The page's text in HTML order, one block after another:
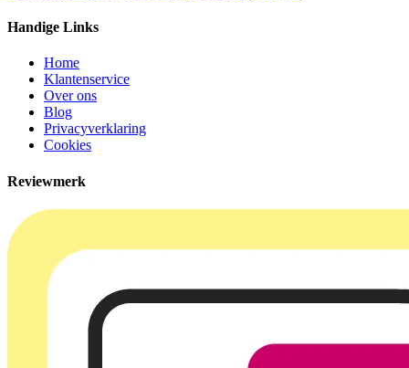
Handige Links
Home
Klantenservice
Over ons
Blog
Privacyverklaring
Cookies
Reviewmerk